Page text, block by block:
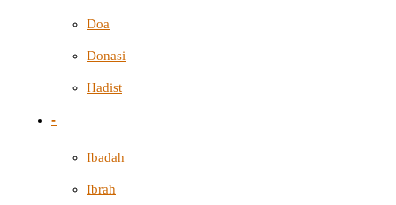
Doa
Donasi
Hadist
-
Ibadah
Ibrah